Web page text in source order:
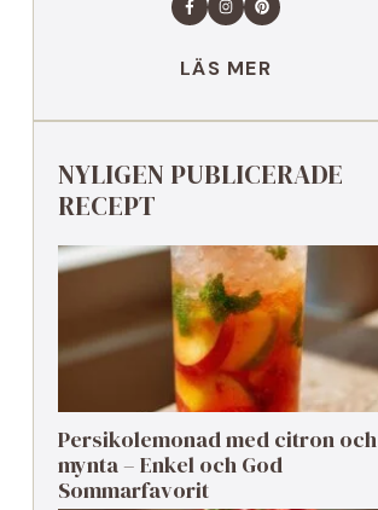
LÄS MER
NYLIGEN PUBLICERADE
RECEPT
Persikolemonad med citron och
mynta – Enkel och God
Sommarfavorit